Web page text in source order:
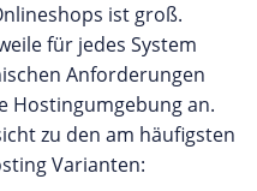
ist groß.
für jedes System
Anforderungen
Hostingumgebung an.
zu den am häufigsten
Varianten: